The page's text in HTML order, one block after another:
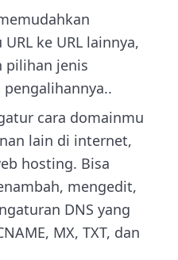
ke URL lainnya,
pilihan jenis
cara domainmu
lain di internet,
hosting. Bisa
mengedit,
DNS yang
MX, TXT, dan